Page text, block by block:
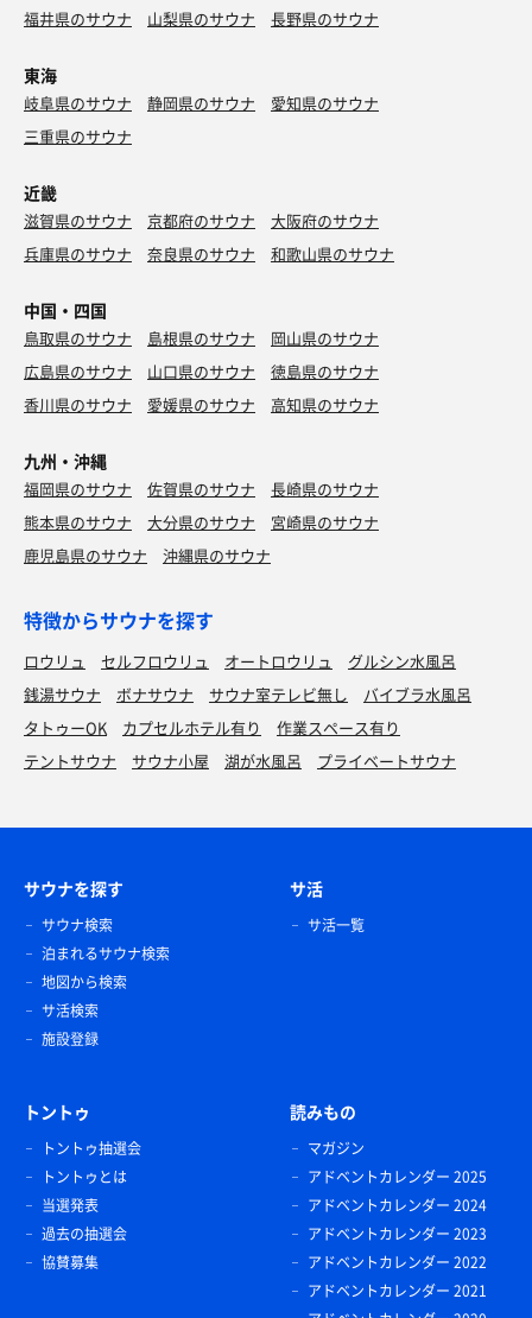
福井県のサウナ 山梨県のサウナ 長野県のサウナ
東海
岐阜県のサウナ 静岡県のサウナ
愛知県のサウナ
三重県のサウナ
近畿
滋賀県のサウナ 京都府のサウナ
大阪府のサウナ
兵庫県のサウナ
奈良県のサウナ 和歌山県のサウナ
中国・四国
鳥取県のサウナ 島根県のサウナ
岡山県のサウナ
広島県のサウナ
山口県のサウナ
徳島県のサウナ
香川県のサウナ
愛媛県のサウナ 高知県のサウナ
九州・沖縄
福岡県のサウナ 佐賀県のサウナ
長崎県のサウナ
熊本県のサウナ
大分県のサウナ
宮崎県のサウナ
鹿児島県のサウナ
沖縄県のサウナ
特徴からサウナを探す
ロウリュ セルフロウリュ オートロウリュ
グルシン水風呂
銭湯サウナ
ボナサウナ サウナ室テレビ無し
バイブラ水風呂
タトゥーOK
カプセルホテル有り
作業スペース有り
テントサウナ
サウナ小屋 湖が水風呂 プライベートサウナ
サウナを探す
サウナ検索
泊まれるサウナ検索
地図から検索
サ活検索
施設登録
サ活
サ活一覧
トントゥ
トントゥ抽選会
トントゥとは
当選発表
過去の抽選会
協賛募集
読みもの
マガジン
アドベントカレンダー 2025
アドベントカレンダー 2024
アドベントカレンダー 2023
アドベントカレンダー 2022
アドベントカレンダー 2021